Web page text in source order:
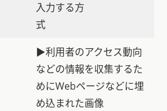
入力する方
式
▶利用者のアクセス動向
などの情報を収集するた
めにWebページなどに埋
め込まれた画像